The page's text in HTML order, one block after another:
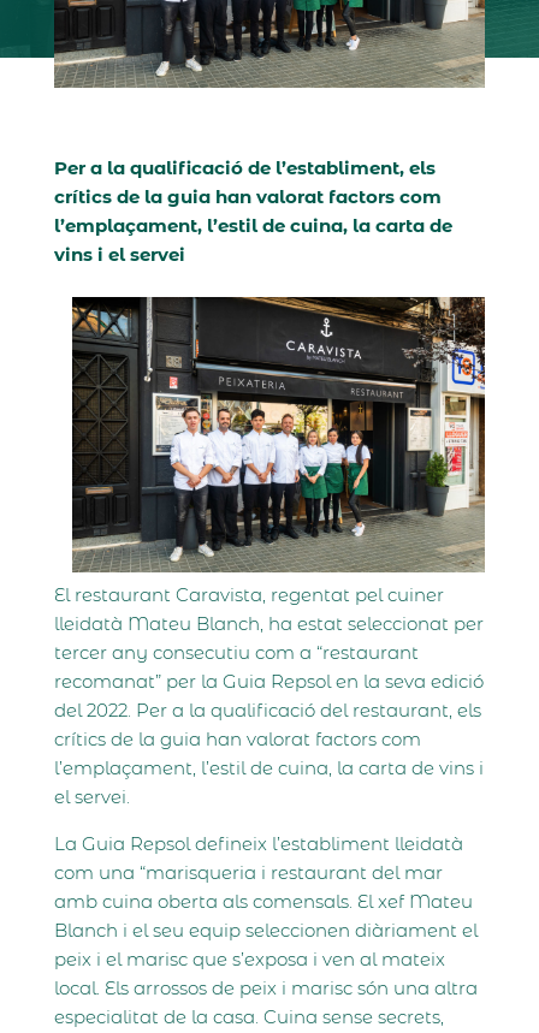
Per a la qualificació de l’establiment, els
crítics de la guia han valorat factors com
l’emplaçament, l’estil de cuina, la carta de
vins i el servei
El restaurant Caravista, regentat pel cuiner
lleidatà Mateu Blanch, ha estat seleccionat per
tercer any consecutiu com a “restaurant
recomanat” per la Guia Repsol en la seva edició
del 2022. Per a la qualificació del restaurant, els
crítics de la guia han valorat factors com
l’emplaçament, l’estil de cuina, la carta de vins i
el servei.
La Guia Repsol defineix l’establiment lleidatà
com una “marisqueria i restaurant del mar
amb cuina oberta als comensals. El xef Mateu
Blanch i el seu equip seleccionen diàriament el
peix i el marisc que s’exposa i ven al mateix
local. Els arrossos de peix i marisc són una altra
especialitat de la casa. Cuina sense secrets,